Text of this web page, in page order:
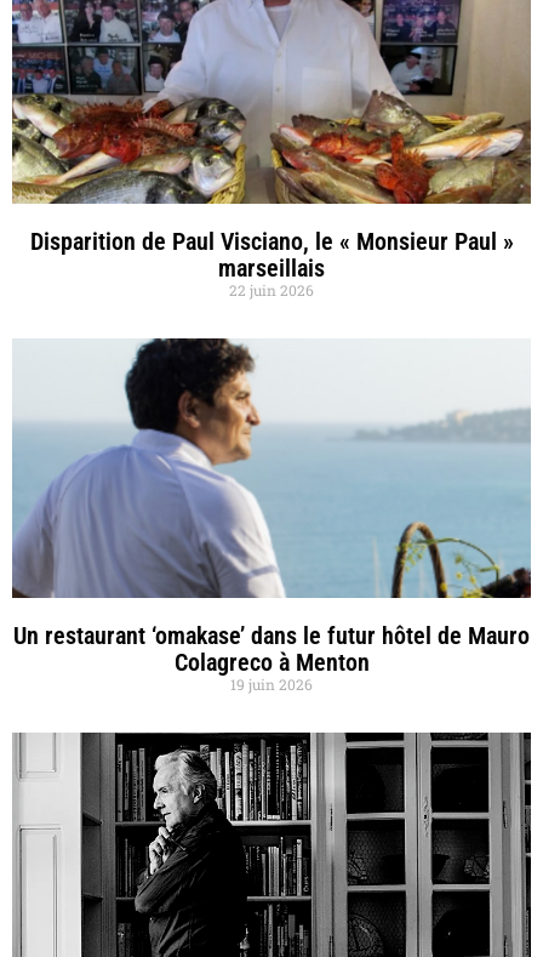
Disparition de Paul Visciano, le « Monsieur Paul »
marseillais
22 juin 2026
Un restaurant ‘omakase’ dans le futur hôtel de Mauro
Colagreco à Menton
19 juin 2026